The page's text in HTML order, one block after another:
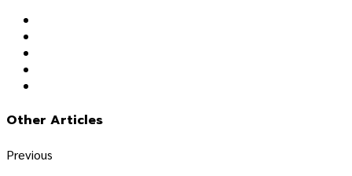
Other Articles
Previous